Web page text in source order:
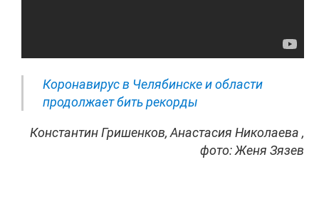
Коронавирус в Челябинске и области
продолжает бить рекорды
Константин Гришенков, Анастасия Николаева ,
фото:Женя Зязев